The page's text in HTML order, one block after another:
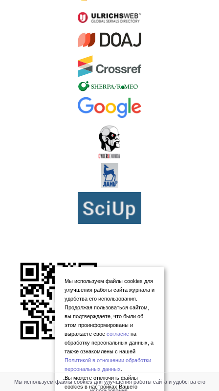
Мы используем файлы cookies для
улучшения работы сайта журнала и
удобства его использования.
Продолжая пользоваться сайтом,
вы подтверждаете, что были об
этом проинформированы и
выражаете свое согласие на
обработку персональных данных, а
также ознакомлены с нашей
Политикой в отношении обработки
персональных данных
Вы можете отключить файлы
cookies в настройках Вашего
Мы используем файлы cookies для улучшения работы сайта и удобства его